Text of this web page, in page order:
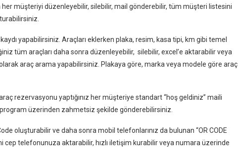
her müşteriyi düzenleyebilir, silebilir, mail gönderebilir, tüm müşteri listesini
kaydı yapabilirsiniz. Araçları eklerken plaka, resim, kasa tipi, km gibi temel
tüm araçları daha sonra düzenleyebilir, silebilir, excel’e aktarabilir veya
araç arama yapabilirsiniz. Plakaya göre, marka veya modele göre araç
rezervasyonu yaptığınız her müşteriye standart “hoş geldiniz” maili
üzerinden zahmetsiz şekilde gönderebilirsiniz.
oluşturabilir ve daha sonra mobil telefonlarınız da bulunan “OR CODE
cep telefonunuza aktarabilir, hızlı iletişim kurabilir veya numara üzerinde